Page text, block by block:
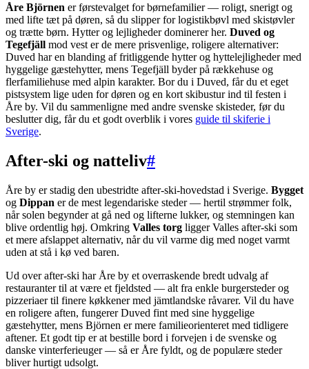
Åre Björnen er førstevalget for børnefamilier — roligt, snerigt og
med lifte tæt på døren, så du slipper for logistikbøvl med skistøvler
og trætte børn. Hytter og lejligheder dominerer her. Duved og
Tegefjäll mod vest er de mere prisvenlige, roligere alternativer:
Duved har en blanding af fritliggende hytter og hyttelejligheder med
hyggelige gæstehytter, mens Tegefjäll byder på rækkehuse og
flerfamiliehuse med alpin karakter. Bor du i Duved, får du et eget
pistsystem lige uden for døren og en kort skibustur ind til festen i
Åre by. Vil du sammenligne med andre svenske skisteder, før du
beslutter dig, får du et godt overblik i vores guide til skiferie i
Sverige.
After-ski og natteliv#
Åre by er stadig den ubestridte after-ski-hovedstad i Sverige. Bygget
og Dippan er de mest legendariske steder — hertil strømmer folk,
når solen begynder at gå ned og lifterne lukker, og stemningen kan
blive ordentlig høj. Omkring Valles torg ligger Valles after-ski som
et mere afslappet alternativ, når du vil varme dig med noget varmt
uden at stå i kø ved baren.
Ud over after-ski har Åre by et overraskende bredt udvalg af
restauranter til at være et fjeldsted — alt fra enkle burgersteder og
pizzeriaer til finere køkkener med jämtlandske råvarer. Vil du have
en roligere aften, fungerer Duved fint med sine hyggelige
gæstehytter, mens Björnen er mere familieorienteret med tidligere
aftener. Et godt tip er at bestille bord i forvejen i de svenske og
danske vinterferieuger — så er Åre fyldt, og de populære steder
bliver hurtigt udsolgt.